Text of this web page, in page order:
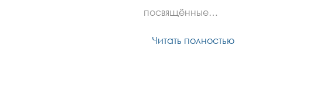
посвящённые…
Читать полностью